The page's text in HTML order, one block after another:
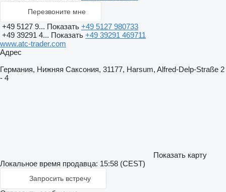
Перезвоните мне
+49 5127 9... Показать +49 5127 980733
+49 39291 4... Показать +49 39291 469711
www.atc-trader.com
Адрес
Германия, Нижняя Саксония, 31177, Harsum, Alfred-Delp-Straße 2
- 4
Показать карту
Локальное время продавца: 15:58 (CEST)
Запросить встречу